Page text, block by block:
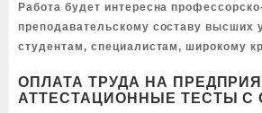
Работа будет интересна
преподавательскому составу высших
студентам, специалистам, широкому
ОПЛАТА ТРУДА НА
АТТЕСТАЦИОННЫЕ ТЕСТЫ С